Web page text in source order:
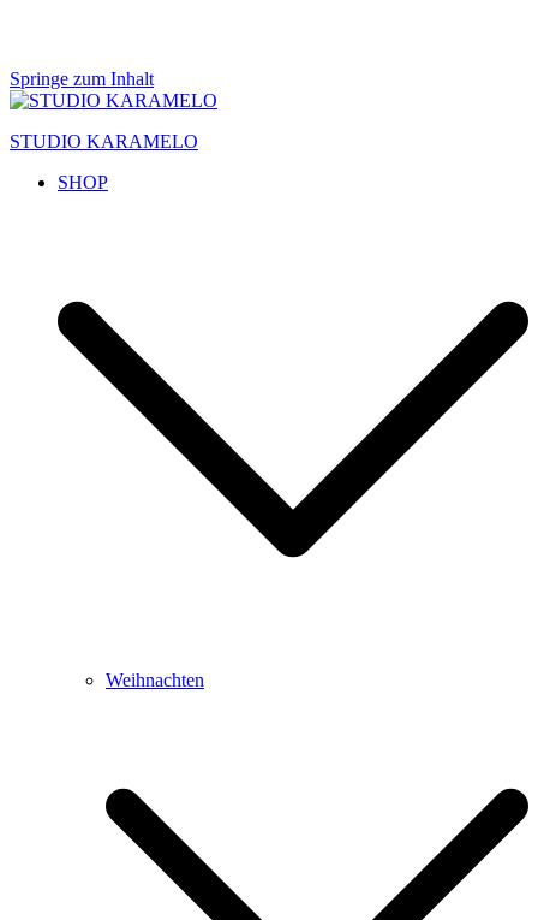
Springe zum Inhalt
STUDIO KARAMELO
SHOP
Weihnachten